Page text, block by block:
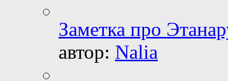
Заметка про
автор: Nalia